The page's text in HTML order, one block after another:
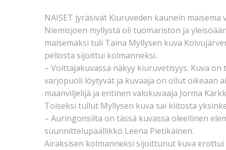
NAISET jyräsivät Kiuruveden kaunein
Niemisjoen myllystä oli tuomariston ja
maisemaksi tuli Taina Myllysen kuva
pellosta sijoittui kolmanneksi.
– Voittajakuvassa näkyy kiuruvetisyys. Kuva
varjopuoli löytyvät ja kuvaaja on ollut oikeaan
maanviljelijä ja entinen valokuvaaja Jorma
Toiseksi tullut Myllysen kuva sai kiitosta
– Auringonsilta on tässä kuvassa oleellinen
suunnittelupäällikkö Leena Pietikäinen.
Airaksisen kolmanneksi sijoittunut kuva